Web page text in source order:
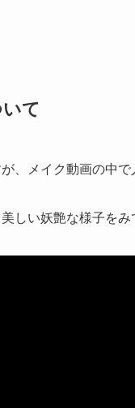
て
、メイク動画の中
しい妖艶な様子をみ